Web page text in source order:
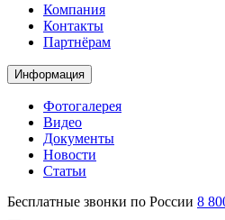
Компания
Контакты
Партнёрам
Информация
Фотогалерея
Видео
Документы
Новости
Статьи
Бесплатные звонки по России 8